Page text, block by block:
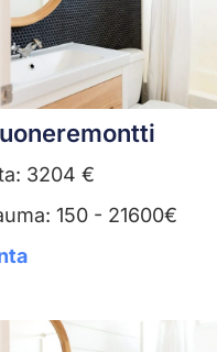
3204 €
150 - 21600€